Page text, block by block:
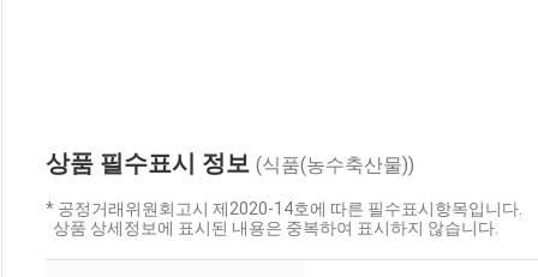
상품 필수표시 정보 (식품(농수축산물))
* 공정거래위원회고시 제2020-14호에 따른 필수표시항목입니다.
상품 상세정보에 표시된 내용은 중복하여 표시하지 않습니다.